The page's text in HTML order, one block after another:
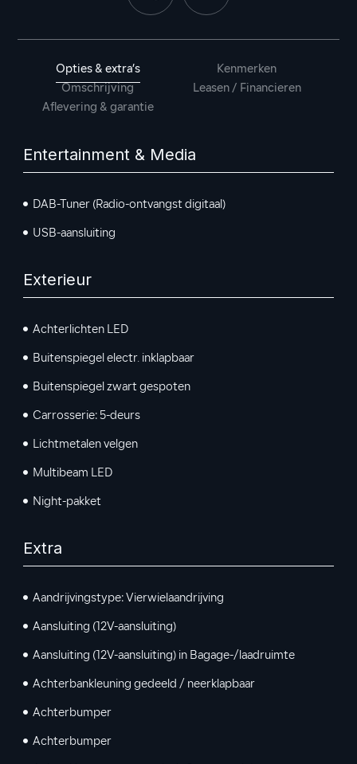
Opties & extra’s
Kenmerken
Omschrijving
Leasen / Financieren
Aflevering & garantie
Entertainment & Media
DAB-Tuner (Radio-ontvangst digitaal)
USB-aansluiting
Exterieur
Achterlichten LED
Buitenspiegel electr. inklapbaar
Buitenspiegel zwart gespoten
Carrosserie: 5-deurs
Lichtmetalen velgen
Multibeam LED
Night-pakket
Extra
Aandrijvingstype: Vierwielaandrijving
Aansluiting (12V-aansluiting)
Aansluiting (12V-aansluiting) in Bagage-/laadruimte
Achterbankleuning gedeeld / neerklapbaar
Achterbumper
Achterbumper